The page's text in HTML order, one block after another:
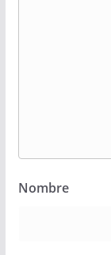
Nombre